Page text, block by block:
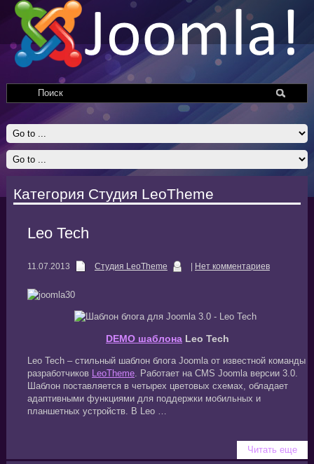
Категория Студия LeoTheme
Leo Tech
11.07.2013 Студия LeoTheme Нет комментариев
DEMO шаблонаLeo Tech
Leo Tech – стильный шаблон блога Joomla от известной команды
разработчиков LeoTheme. Работает на CMS Joomla версии 3.0.
Шаблон поставляется в четырех цветовых схемах, обладает
адаптивными функциями для поддержки мобильных и
планшетных устройств. В Leo …
Читать еще